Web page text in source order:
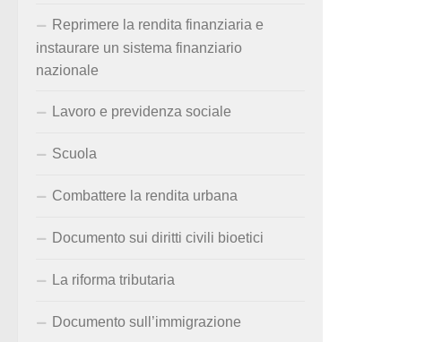
Reprimere la rendita finanziaria e
instaurare un sistema finanziario
nazionale
Lavoro e previdenza sociale
Scuola
Combattere la rendita urbana
Documento sui diritti civili bioetici
La riforma tributaria
Documento sull’immigrazione